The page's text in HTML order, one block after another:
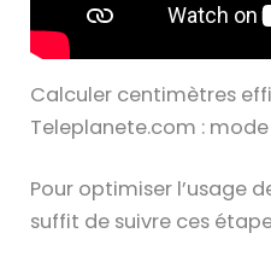
Calculer centimètres
Teleplanete.com :
Pour optimiser l’usage
suffit de suivre ces